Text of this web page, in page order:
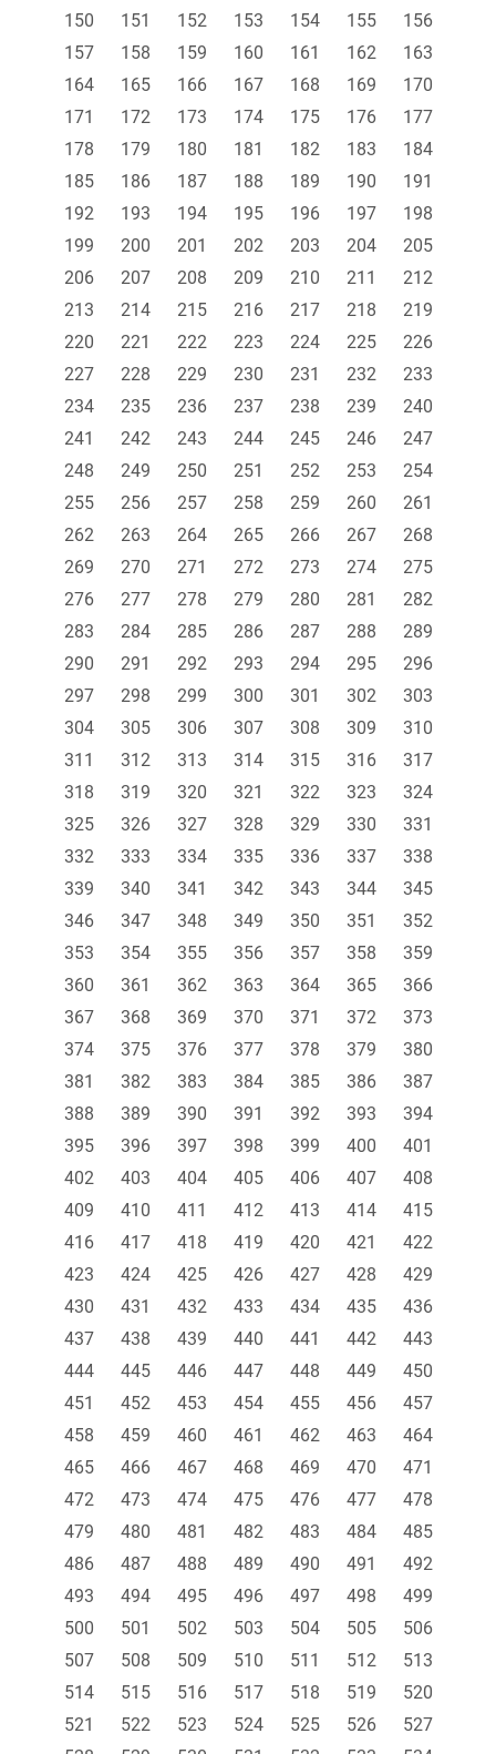
150
151 152 153 154 155
156
157
158 159 160 161 162
163
164
165 166 167 168 169
170
171
172 173 174 175 176
177
178
179 180 181 182 183
184
185
186 187 188 189 190
191
192
193 194 195 196 197
198
199
200 201 202 203 204
205
206
207 208 209 210 211
212
213
214 215 216 217 218
219
220
221 222 223 224 225
226
227
228 229 230 231 232
233
234
235 236 237 238 239
240
241
242 243 244 245 246
247
248
249 250 251 252 253
254
255
256 257 258 259 260
261
262
263 264 265 266 267
268
269
270 271 272 273 274
275
276
277 278 279 280 281
282
283
284 285 286 287 288
289
290
291 292 293 294 295
296
297
298 299 300 301 302
303
304
305 306 307 308 309
310
311
312 313 314 315 316
317
318
319 320 321 322 323
324
325
326 327 328 329 330
331
332
333 334 335 336 337
338
339
340 341 342 343 344
345
346
347 348 349 350 351
352
353
354 355 356 357 358
359
360
361 362 363 364 365
366
367
368 369 370 371 372
373
374
375 376 377 378 379
380
381
382 383 384 385 386
387
388
389 390 391 392 393
394
395
396 397 398 399 400
401
402
403 404 405 406 407
408
409
410 411 412 413 414
415
416
417 418 419 420 421
422
423
424 425 426 427 428
429
430
431 432 433 434 435
436
437
438 439 440 441 442
443
444
445 446 447 448 449
450
451
452 453 454 455 456
457
458
459 460 461 462 463
464
465
466 467 468 469 470
471
472
473 474 475 476 477
478
479
480 481 482 483 484
485
486
487 488 489 490 491
492
493
494 495 496 497 498
499
500
501 502 503 504 505
506
507
508 509 510 511 512
513
514
515 516 517 518 519
520
521
522 523 524 525 526
527